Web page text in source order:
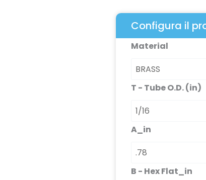
Configura il
Material
T - Tube O.D. (in)
A_in
B - Hex Flat_in
Union
LU